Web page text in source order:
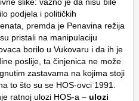
podjela i političkih
premda je Penavina režija
pristali na manipulaciju
borilo u Vukovaru i da ih je
poslije, ta činjenica ne može
zastavama na kojima stoji
to što su se HOS-ovci 1991.
ratnoj ulozi HOS-a – ulozi